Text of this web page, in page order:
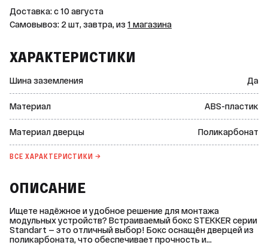
Доставка: c 10 августа
Самовывоз: 2 шт, завтра, из 1 магазина
ХАРАКТЕРИСТИКИ
Шина заземления Да
Материал ABS-пластик
Материал дверцы Поликарбонат
ВСЕ ХАРАКТЕРИСТИКИ →
ОПИСАНИЕ
Ищете надёжное и удобное решение для монтажа
модульных устройств? Встраиваемый бокс STEKKER серии
Standart — это отличный выбор! Бокс оснащён дверцей из
поликарбоната, что обеспечивает прочность и